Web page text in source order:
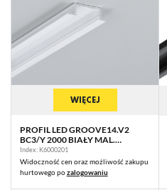
WIĘCEJ
PROFIL LED GROOVE14.V2
BC3/Y 2000 BIAŁY MAL.
RAL9003 /OP
Index: K6000201
Widoczność cen oraz możliwość zakupu
hurtowego pozalogowaniu